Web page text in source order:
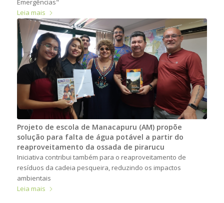
Emergências"
Leia mais
Projeto de escola de Manacapuru (AM) propõe
solução para falta de água potável a partir do
reaproveitamento da ossada de pirarucu
Iniciativa contribui também para o reaproveitamento de
resíduos da cadeia pesqueira, reduzindo os impactos
ambientais
Leia mais